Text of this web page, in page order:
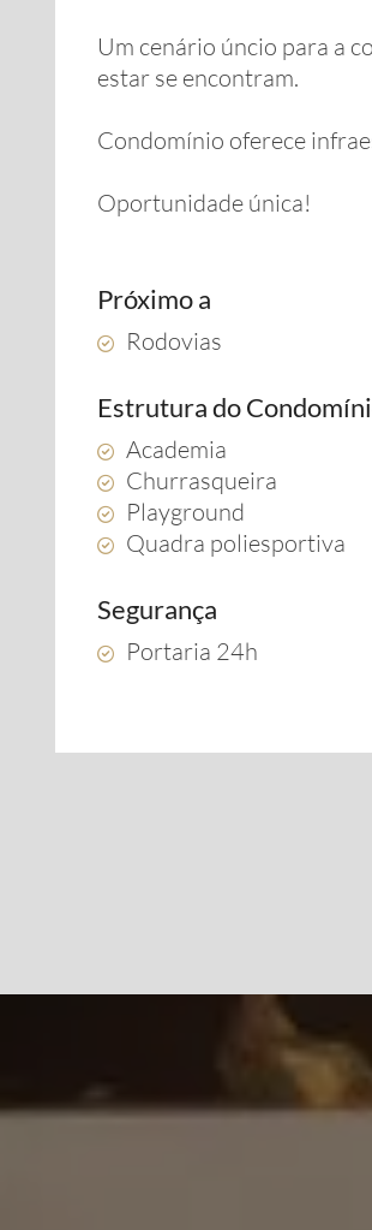
Um cenário úncio para a
estar se encontram.
Condomínio oferece
Oportunidade única!
Próximo a
Rodovias
Estrutura do
Academia
Churrasqueira
Playground
Quadra poliesportiva
Segurança
Portaria 24h